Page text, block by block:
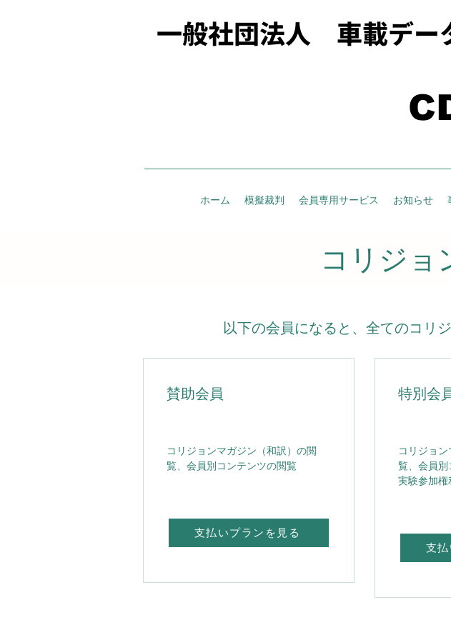
一般社団法人 車載デー
ホーム 模擬裁判 会員専用サービス お知らせ
コリジョ
以下の会員になると、全てのコリ
賛助会員
コリジョンマガジン（和訳）の閲
覧、会員別コンテンツの閲覧
支払いプランを見る
特別会
コリジョ
覧、会員
実験参加権
支